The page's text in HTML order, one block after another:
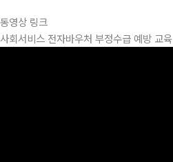
동영상 링크
사회서비스 전자바우처 부정수급 예방 교육